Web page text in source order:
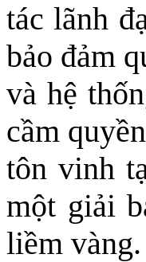
tác lãnh
bảo đảm
và hệ
cầm
tôn vinh
một giải
liềm vàng.